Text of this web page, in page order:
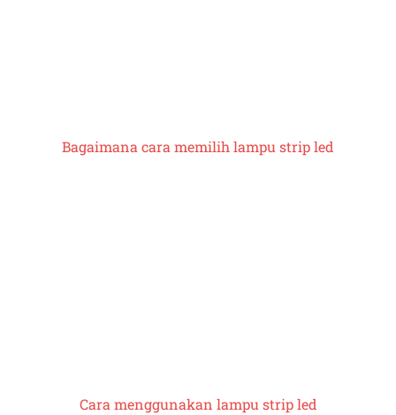
Bagaimana cara memilihlampu strip led
Cara menggunakan lampu strip led